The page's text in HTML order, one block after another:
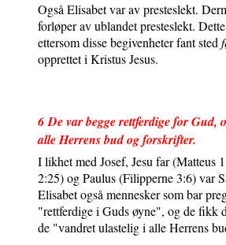
Også Elisabet var av presteslekt.
forløper av ublandet presteslekt.
ettersom disse begivenheter fant sted
opprettet i Kristus Jesus.
6 De var begge rettferdige for Gud,
alle Herrens bud og forskrifter.
I likhet med Josef, Jesu far (Matteus
2:25) og Paulus (Filipperne 3:6) var
Elisabet også mennesker som bar
"rettferdige i Guds øyne", og de fikk
de "vandret ulastelig i alle Herrens